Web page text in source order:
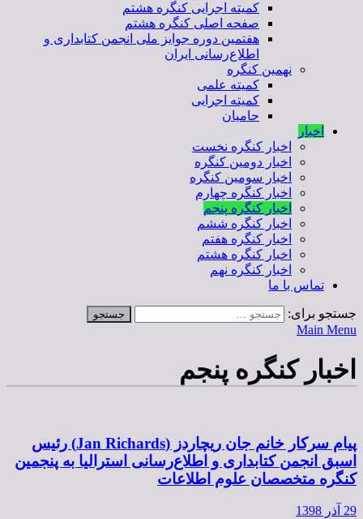
کمیته اجرایی کنگره هشتم
صفحه اصلی کنگره هشتم
هفتمین دوره جوایز ملی انجمن کتابداری و
اطلاع‌رسانی ایران
نهمین کنگره
کمیته علمی
کمیته اجرایی
حامیان
اخبار
اخبار کنگره نخست
اخبار دومین کنگره
اخبار سومین کنگره
اخبار کنگره چهارم
اخبار کنگره پنجم
اخبار کنگره ششم
اخبار کنگره هفتم
اخبار کنگره هشتم
اخبار کنگره نهم
تماس با ما
جستجو برای:
Main Menu
اخبار کنگره پنجم
پیام سرکار خانم جان ریچاردز (Jan Richards) رئیس
اسبق انجمن کتابداری و اطلاع‌رسانی استرالیا به پنجمین
کنگره متخصصان علوم اطلاعات
29 آذر 1398